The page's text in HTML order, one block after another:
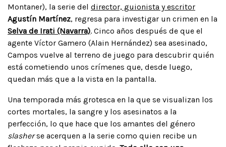
Montaner), la serie del director, guionista y escritor
Agustín Martínez, regresa para investigar un crimen en la
Selva de Irati (Navarra). Cinco años después de que el
agente Víctor Gamero (Alain Hernández) sea asesinado,
Campos vuelve al terreno de juego para descubrir quién
está cometiendo unos crímenes que, desde luego,
quedan más que a la vista en la pantalla.
Una temporada más grotesca en la que se visualizan los
cortes mortales, la sangre y los asesinatos a la
perfección, lo que hace que los amantes del género
slasherse acerquen a la serie como quien recibe un